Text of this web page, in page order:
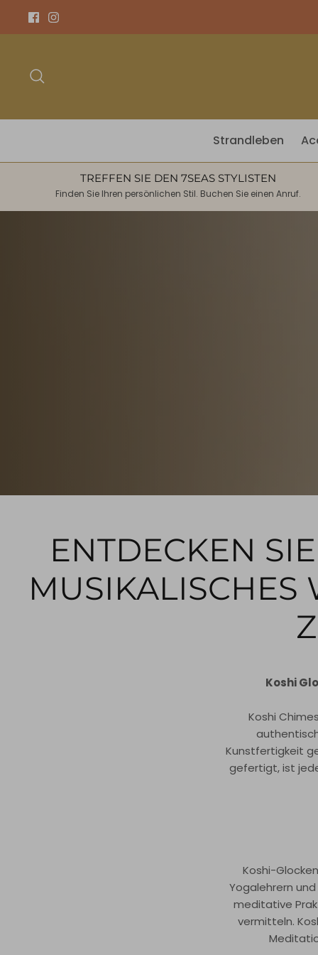
Strandleben
TREFFEN SIE DEN 7SEAS STYLISTEN
Finden Sie Ihren persönlichen Stil. Buchen Sie einen Anruf.
ENTDECKEN
MUSIKALISCHES
Koshi
Koshi
Kunstfertigkeit
gefertigt, ist
Koshi-
Yogalehrern
meditative
vermitteln.